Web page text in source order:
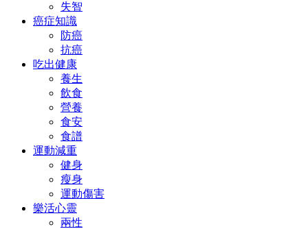
失智
癌症知識
防癌
抗癌
吃出健康
養生
飲食
營養
食安
食譜
運動減重
健身
瘦身
運動傷害
樂活心靈
兩性